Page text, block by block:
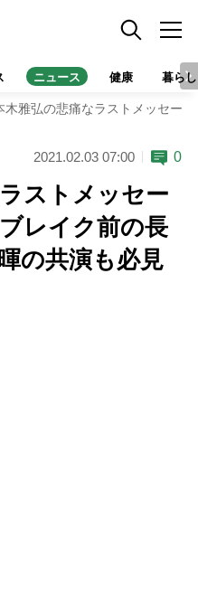
ニュース 健康 暮らし
木雅弘の悲痛なラストメッセー
2021.02.03 07:00 0
ストメッセー
レイク前の長
の共演も必見